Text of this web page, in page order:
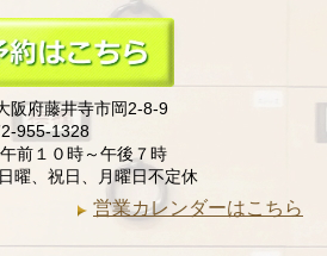
阪府藤井寺市岡2-8-9
955-1328
午前１０時～午後７時
曜、祝日、月曜日不定休
営業カレンダーはこちら